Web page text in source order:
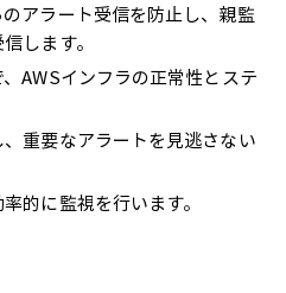
アラート受信を防止し、親監
します。
AWSインフラの正常性とステ
重要なアラートを見逃さない
的に監視を行います。